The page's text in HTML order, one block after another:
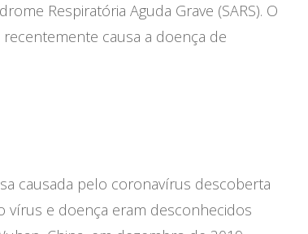
Respiratória Aguda Grave (SARS). O
causa a doença de
causada pelo coronavírus descoberta
vírus e doença eram desconhecidos